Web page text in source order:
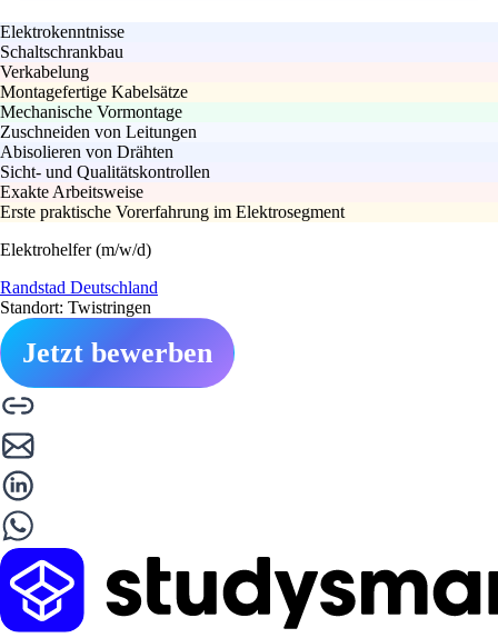
Elektrokenntnisse
Schaltschrankbau
Verkabelung
Montagefertige Kabelsätze
Mechanische Vormontage
Zuschneiden von Leitungen
Abisolieren von Drähten
Sicht- und Qualitätskontrollen
Exakte Arbeitsweise
Erste praktische Vorerfahrung im Elektrosegment
Elektrohelfer (m/w/d)
Randstad Deutschland
Standort: Twistringen
Jetzt bewerben